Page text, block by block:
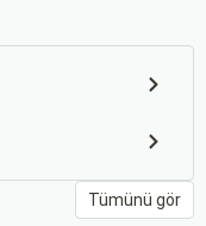
Tümünü gör